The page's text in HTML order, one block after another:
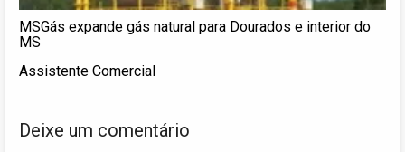
MSGás expande gás natural para Dourados e interior do
MS
Assistente Comercial
Deixe um comentário